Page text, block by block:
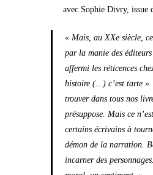
avec Sophie Divry, issue
« Mais, au XXe siècle,
par la manie des
affermi les réticences
histoire (…) c’est tarte ».
trouver dans tous nos
présuppose. Mais ce
certains écrivains à
démon de la narration.
incarner des